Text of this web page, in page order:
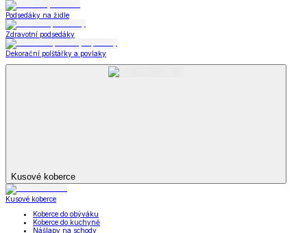
Podsedáky na židle
Zdravotní podsedáky
Dekorační polštářky a povlaky
Kusové koberce
Kusové koberce
Koberce do obýváku
Koberce do kuchyně
Nášlapy na schody